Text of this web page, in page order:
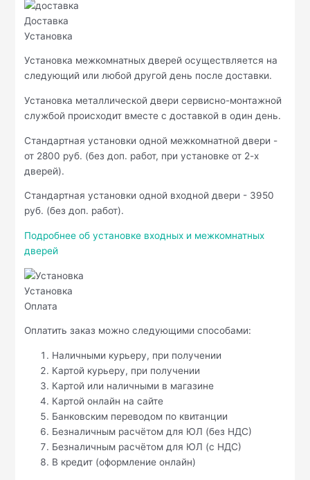
Доставка
Установка
Установка межкомнатных дверей осуществляется на
следующий или любой другой день после доставки.
Установка металлической двери сервисно-монтажной
службой происходит вместе с доставкой в один день.
Стандартная установки одной межкомнатной двери -
от 2800 руб. (без доп. работ, при установке от 2-х
дверей).
Стандартная установки одной входной двери - 3950
руб. (без доп. работ).
Подробнее об установке входных и межкомнатных
дверей
Установка
Оплата
Оплатить заказ можно следующими способами:
Наличными курьеру, при получении
Картой курьеру, при получении
Картой или наличными в магазине
Картой онлайн на сайте
Банковским переводом по квитанции
Безналичным расчётом для ЮЛ (без НДС)
Безналичным расчётом для ЮЛ (с НДС)
В кредит (оформление онлайн)